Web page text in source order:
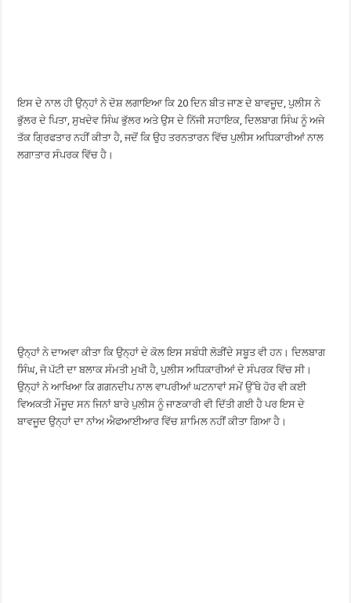
ਇਸ ਦੇ ਨਾਲ ਹੀ ਉਨ੍ਹਾਂ ਨੇ ਦੋਸ਼ ਲਗਾਇਆ ਕਿ 20 ਦਿਨ ਬੀਤ ਜਾਣ ਦੇ ਬਾਵਜੂਦ, ਪੁਲੀਸ ਨੇ
ਭੁੱਲਰ ਦੇ ਪਿਤਾ, ਸੁਖਦੇਵ ਸਿੰਘ ਭੁੱਲਰ ਅਤੇ ਉਸ ਦੇ ਨਿੱਜੀ ਸਹਾਇਕ, ਦਿਲਬਾਗ ਸਿੰਘ ਨੂੰ ਅਜੇ
ਤੱਕ ਗ੍ਰਿਫਤਾਰ ਨਹੀਂ ਕੀਤਾ ਹੈ, ਜਦੋਂ ਕਿ ਉਹ ਤਰਨਤਾਰਨ ਵਿੱਚ ਪੁਲੀਸ ਅਧਿਕਾਰੀਆਂ ਨਾਲ
ਲਗਾਤਾਰ ਸੰਪਰਕ ਵਿੱਚ ਹੈ।
ਉਨ੍ਹਾਂ ਨੇ ਦਾਅਵਾ ਕੀਤਾ ਕਿ ਉਨ੍ਹਾਂ ਦੇ ਕੋਲ ਇਸ ਸਬੰਧੀ ਲੋੜੀਂਦੇ ਸਬੂਤ ਵੀ ਹਨ। ਦਿਲਬਾਗ
ਸਿੰਘ, ਜੋ ਪੱਟੀ ਦਾ ਬਲਾਕ ਸੰਮਤੀ ਮੁਖੀ ਹੈ, ਪੁਲੀਸ ਅਧਿਕਾਰੀਆਂ ਦੇ ਸੰਪਰਕ ਵਿੱਚ ਸੀ।
ਉਨ੍ਹਾਂ ਨੇ ਆਖਿਆ ਕਿ ਗਗਨਦੀਪ ਨਾਲ ਵਾਪਰੀਆਂ ਘਟਨਾਵਾਂ ਸਮੇਂ ਉੱਥੇ ਹੋਰ ਵੀ ਕਈ
ਵਿਅਕਤੀ ਮੌਜੂਦ ਸਨ ਜਿਨਾਂ ਬਾਰੇ ਪੁਲੀਸ ਨੂੰ ਜਾਣਕਾਰੀ ਵੀ ਦਿੱਤੀ ਗਈ ਹੈ ਪਰ ਇਸ ਦੇ
ਬਾਵਜੂਦ ਉਨ੍ਹਾਂ ਦਾ ਨਾਂਅ ਐਫਆਈਆਰ ਵਿੱਚ ਸ਼ਾਮਿਲ ਨਹੀਂ ਕੀਤਾ ਗਿਆ ਹੈ।